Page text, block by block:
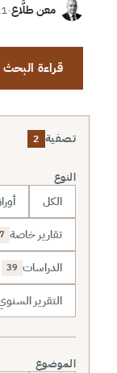
معن طلَّاع·
21
قراءة البحث
تصفية 2
النوع
الكل
تقارير خاصة
الدراسات 39
التقرير
الموضوع